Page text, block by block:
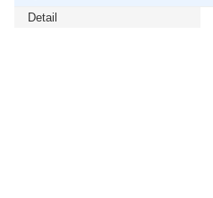
Detail